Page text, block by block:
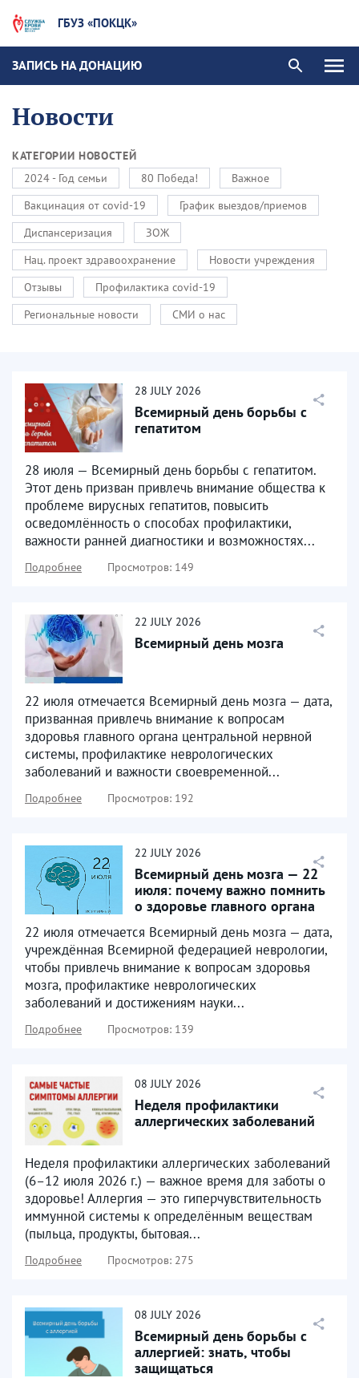
ГБУЗ «ПОКЦК»
ЗАПИСЬ НА ДОНАЦИЮ
Новости
КАТЕГОРИИ НОВОСТЕЙ
2024 - Год семьи
80 Победа!
Важное
Вакцинация от covid-19
График выездов/приемов
Диспансеризация
ЗОЖ
Нац. проект здравоохранение
Новости учреждения
Отзывы
Профилактика covid-19
Региональные новости
СМИ о нас
28 JULY 2026
Всемирный день борьбы с
гепатитом
28 июля — Всемирный день борьбы с гепатитом.
Этот день призван привлечь внимание общества к
проблеме вирусных гепатитов, повысить
осведомлённость о способах профилактики,
важности ранней диагностики и возможностях...
Подробнее Просмотров: 149
22 JULY 2026
Всемирный день мозга
22 июля отмечается Всемирный день мозга — дата,
призванная привлечь внимание к вопросам
здоровья главного органа центральной нервной
системы, профилактике неврологических
заболеваний и важности своевременной...
Подробнее Просмотров: 192
22 JULY 2026
Всемирный день мозга — 22
июля: почему важно помнить
о здоровье главного органа
22 июля отмечается Всемирный день мозга — дата,
учреждённая Всемирной федерацией неврологии,
чтобы привлечь внимание к вопросам здоровья
мозга, профилактике неврологических
заболеваний и достижениям науки...
Подробнее Просмотров: 139
08 JULY 2026
Неделя профилактики
аллергических заболеваний
Неделя профилактики аллергических заболеваний
(6–12 июля 2026 г.) — важное время для заботы о
здоровье! Аллергия — это гиперчувствительность
иммунной системы к определённым веществам
(пыльца, продукты, бытовая...
Подробнее Просмотров: 275
08 JULY 2026
Всемирный день борьбы с
аллергией: знать, чтобы
защищаться